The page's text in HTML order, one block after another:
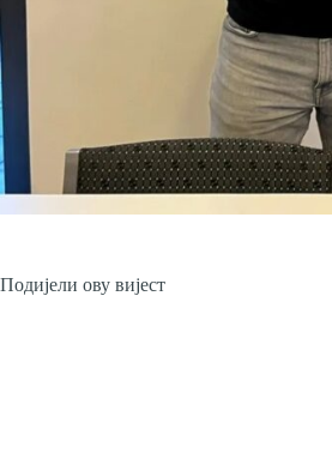
Подијели ову вијест